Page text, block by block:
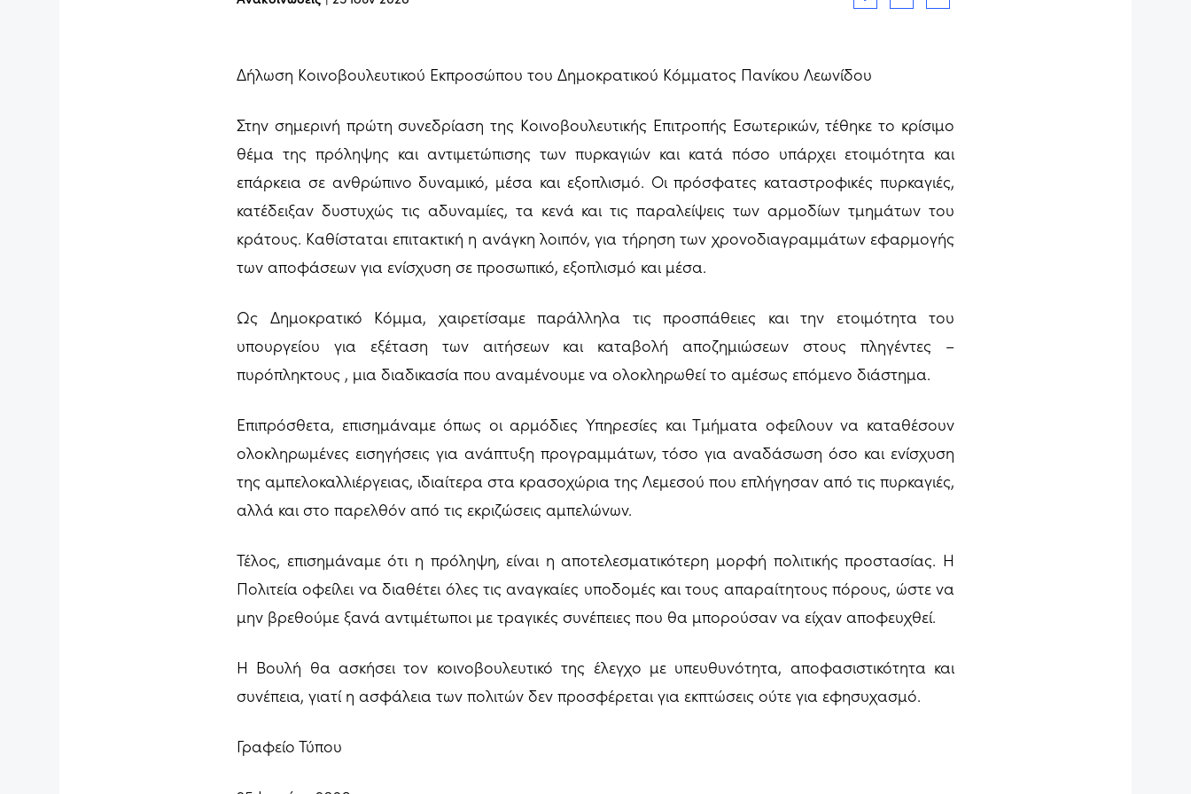
Δήλωση Κοινοβουλευτικού Εκπροσώπου του Δημοκρατικού Κόμματος Πανίκου Λεωνίδου
Στην σημερινή πρώτη συνεδρίαση της Κοινοβουλευτικής Επιτροπής Εσωτερικών, τέθηκε το κρίσιμο
θέμα της πρόληψης και αντιμετώπισης των πυρκαγιών και κατά πόσο υπάρχει ετοιμότητα και
επάρκεια σε ανθρώπινο δυναμικό, μέσα και εξοπλισμό. Οι πρόσφατες καταστροφικές πυρκαγιές,
κατέδειξαν δυστυχώς τις αδυναμίες, τα κενά και τις παραλείψεις των αρμοδίων τμημάτων του
κράτους. Καθίσταται επιτακτική η ανάγκη λοιπόν, για τήρηση των χρονοδιαγραμμάτων εφαρμογής
των αποφάσεων για ενίσχυση σε προσωπικό, εξοπλισμό και μέσα.
Ως Δημοκρατικό Κόμμα, χαιρετίσαμε παράλληλα τις προσπάθειες και την ετοιμότητα του
υπουργείου για εξέταση των αιτήσεων και καταβολή αποζημιώσεων στους πληγέντες –
πυρόπληκτους , μια διαδικασία που αναμένουμε να ολοκληρωθεί το αμέσως επόμενο διάστημα.
Επιπρόσθετα, επισημάναμε όπως οι αρμόδιες Υπηρεσίες και Τμήματα οφείλουν να καταθέσουν
ολοκληρωμένες εισηγήσεις για ανάπτυξη προγραμμάτων, τόσο για αναδάσωση όσο και ενίσχυση
της αμπελοκαλλιέργειας, ιδιαίτερα στα κρασοχώρια της Λεμεσού που επλήγησαν από τις πυρκαγιές,
αλλά και στο παρελθόν από τις εκριζώσεις αμπελώνων.
Τέλος, επισημάναμε ότι η πρόληψη, είναι η αποτελεσματικότερη μορφή πολιτικής προστασίας. Η
Πολιτεία οφείλει να διαθέτει όλες τις αναγκαίες υποδομές και τους απαραίτητους πόρους, ώστε να
μην βρεθούμε ξανά αντιμέτωποι με τραγικές συνέπειες που θα μπορούσαν να είχαν αποφευχθεί.
Η Βουλή θα ασκήσει τον κοινοβουλευτικό της έλεγχο με υπευθυνότητα, αποφασιστικότητα και
συνέπεια, γιατί η ασφάλεια των πολιτών δεν προσφέρεται για εκπτώσεις ούτε για εφησυχασμό.
Γραφείο Τύπου